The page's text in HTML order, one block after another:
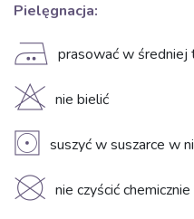
Pielęgnacja:
E prasować w średniej
H nie bielić
V suszyć w suszarce w
K nie czyścić chemicznie